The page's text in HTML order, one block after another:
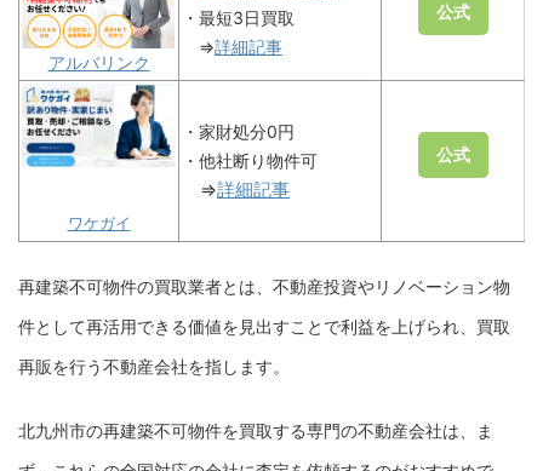
アルバリンク
・最短3日買取
⇒詳細記事
公式
ワケガイ
・家財処分0円
・他社断り物件可
⇒詳細記事
公式
再建築不可物件の買取業者とは、不動産投資やリノベーション物
件として再活用できる価値を見出すことで利益を上げられ、買取
再販を行う不動産会社を指します。
北九州市の再建築不可物件を買取する専門の不動産会社は、ま